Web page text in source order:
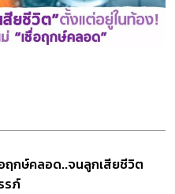
ฤกษ์คลอด..จนลูกเสียชีวิต
รภ์